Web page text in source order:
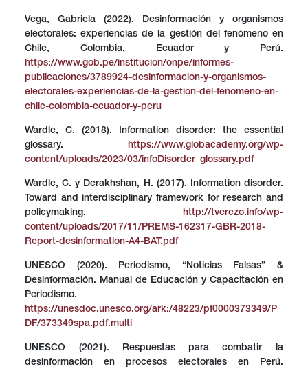
Vega, Gabriela (2022). Desinformación y organismos
electorales: experiencias de la gestión del fenómeno en
Chile, Colombia, Ecuador y Perú.
https://www.gob.pe/institucion/onpe/informes-
publicaciones/3789924-desinformacion-y-organismos-
electorales-experiencias-de-la-gestion-del-fenomeno-en-
chile-colombia-ecuador-y-peru
Wardle, C. (2018). Information disorder: the essential
glossary.
https://www.globacademy.org/wp-
content/uploads/2023/03/infoDisorder_glossary.pdf
Wardle, C. y Derakhshan, H. (2017). Information disorder.
Toward and interdisciplinary framework for research and
policymaking.
http://tverezo.info/wp-
content/uploads/2017/11/PREMS-162317-GBR-2018-
Report-desinformation-A4-BAT.pdf
UNESCO (2020). Periodismo, “Noticias Falsas” &
Desinformación. Manual de Educación y Capacitación en
Periodismo.
https://unesdoc.unesco.org/ark:/48223/pf0000373349/P
DF/373349spa.pdf.multi
UNESCO (2021). Respuestas para combatir la
desinformación en procesos electorales en Perú.